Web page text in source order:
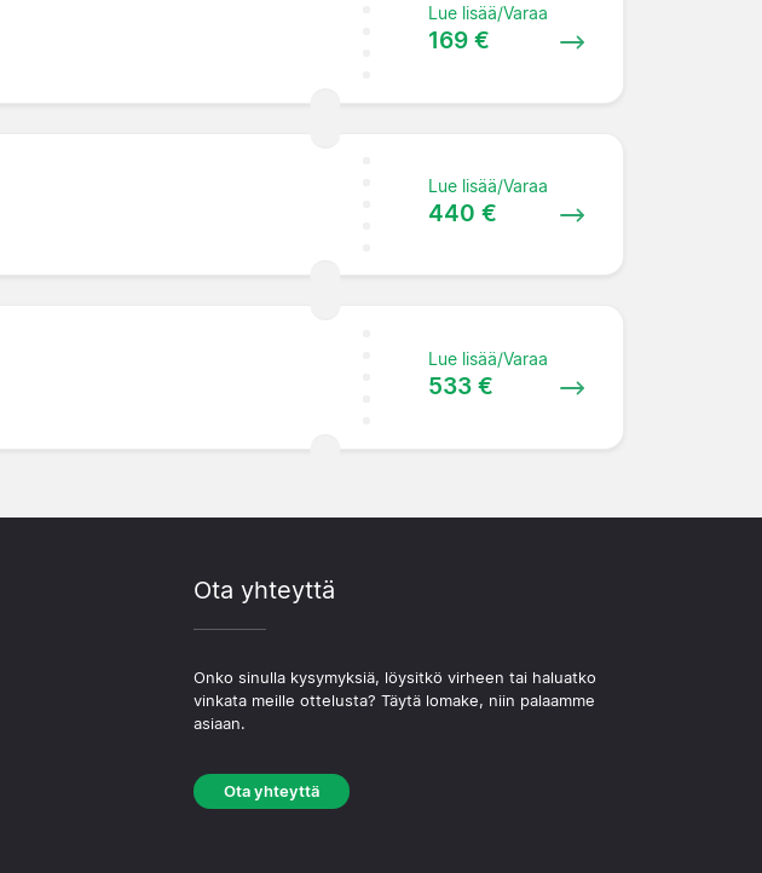
Lue lisää/Varaa
169 €
Lue lisää/Varaa
440 €
Lue lisää/Varaa
533 €
Ota yhteyttä
Onko sinulla kysymyksiä, löysitkö virheen tai haluatko
vinkata meille ottelusta? Täytä lomake, niin palaamme
asiaan.
Ota yhteyttä